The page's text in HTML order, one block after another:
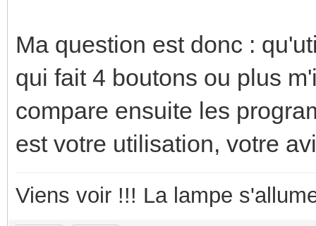
Ma question est donc :
qui fait 4 boutons ou plus
compare ensuite les
est votre utilisation, votre
Viens voir !!! La lampe